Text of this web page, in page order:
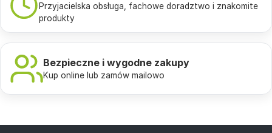
Przyjacielska obsługa, fachowe doradztwo i znakomite
produkty
Bezpieczne i wygodne zakupy
Kup online lub zamów mailowo